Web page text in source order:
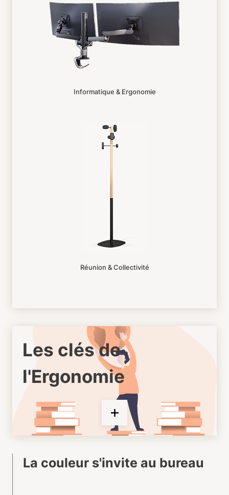
Informatique & Ergonomie
Réunion & Collectivité
Les clés de
l'Ergonomie
La couleur s'invite au bureau